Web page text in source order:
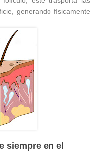
generando físicamente
siempre en el